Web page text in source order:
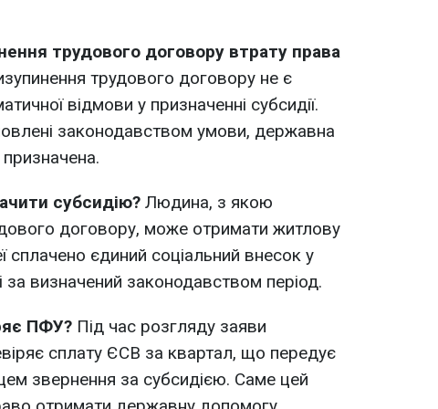
трудового договору втрату права
трудового договору не є
відмови у призначенні субсидії.
законодавством умови, державна
субсидію? Людина, з якою
договору, може отримати житлову
сплачено єдиний соціальний внесок у
за визначений законодавством період.
ПФУ? Під час розгляду заяви
сплату ЄСВ за квартал, що передує
звернення за субсидією. Саме цей